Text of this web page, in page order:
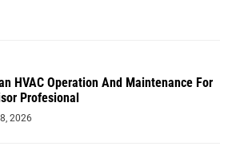
HVAC Operation And Maintenance For
Profesional
2026